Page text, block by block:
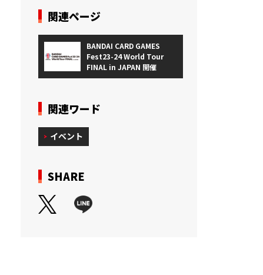
関連ページ
BANDAI CARD GAMES
Fest23-24 World Tour
FINAL in JAPAN 開催
関連ワード
イベント
SHARE